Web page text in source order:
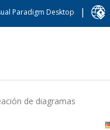
Paradigm Desktop |
de diagramas